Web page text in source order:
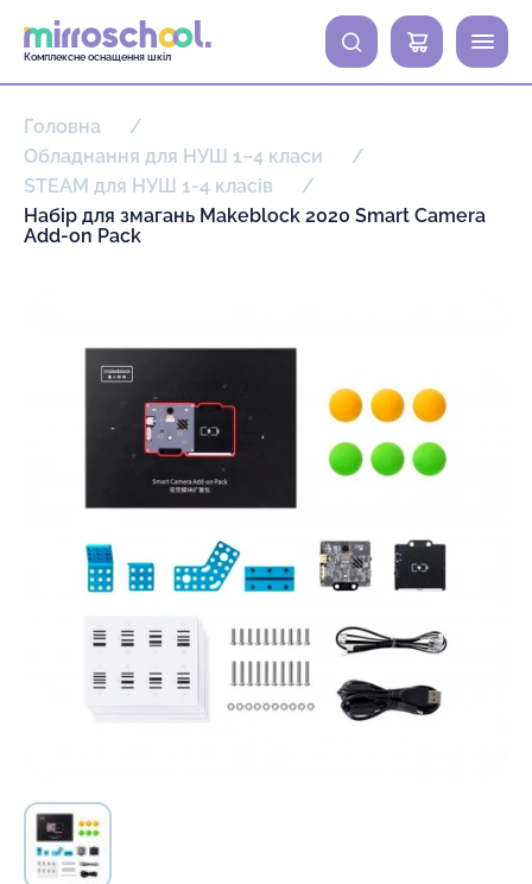
Комплексне оснащення шкіл
0
Головна
Обладнання для НУШ 1–4 класи
STEAM для НУШ 1-4 класів
Набір для змагань Makeblock 2020 Smart Camera
Add-on Pack